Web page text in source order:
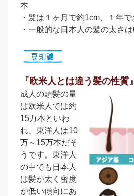
本
・髪は１ヶ月で約1cm、１年
・一般的な日本人の髪の太さ
『欧米人とは違う髪の性質』
成人の頭髪の量
は欧米人では約
15万本といわ
れ、東洋人は10
万～15万本だそ
うです。東洋人
の中でも日本人
は髪が太く密度
が低い傾向にあ